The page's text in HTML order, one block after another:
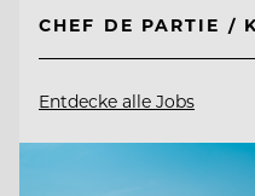
CHEF DE PARTIE /
Entdecke alle Jobs